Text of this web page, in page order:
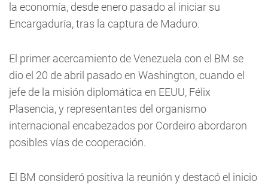
la economía, desde enero pasado al iniciar su
Encargaduría, tras la captura de Maduro.
El primer acercamiento de Venezuela con el BM se
dio el 20 de abril pasado en Washington, cuando el
jefe de la misión diplomática en EEUU, Félix
Plasencia, y representantes del organismo
internacional encabezados por Cordeiro abordaron
posibles vías de cooperación.
El BM consideró positiva la reunión y destacó el inicio